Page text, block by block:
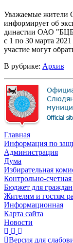
Уважаемые жители
информирует об
династии ОАО
с 1 по 30 марта
участие могут
В рубрике: Архив
Главная
Информация по
Администрация
Дума
Избирательная
Контрольно-счетная
Бюджет для граждан
Жителям и гостям
Информационная
Карта сайта
Новости
Версия для